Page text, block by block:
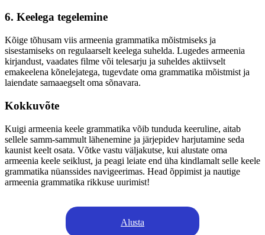
6. Keelega tegelemine
Kõige tõhusam viis armeenia grammatika mõistmiseks ja
sisestamiseks on regulaarselt keelega suhelda. Lugedes armeenia
kirjandust, vaadates filme või telesarju ja suheldes aktiivselt
emakeelena kõnelejatega, tugevdate oma grammatika mõistmist ja
laiendate samaaegselt oma sõnavara.
Kokkuvõte
Kuigi armeenia keele grammatika võib tunduda keeruline, aitab
sellele samm-sammult lähenemine ja järjepidev harjutamine seda
kaunist keelt osata. Võtke vastu väljakutse, kui alustate oma
armeenia keele seiklust, ja peagi leiate end üha kindlamalt selle keele
grammatika nüanssides navigeerimas. Head õppimist ja nautige
armeenia grammatika rikkuse uurimist!
Alusta